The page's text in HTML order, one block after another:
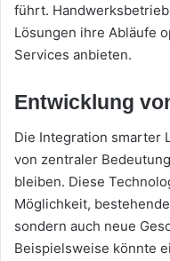
führt.
Lösungen ihre Abläufe
Services anbieten.
Entwicklung
Die Integration smarter
von zentraler
bleiben. Diese
Möglichkeit,
sondern auch neue
Beispielsweise könnte